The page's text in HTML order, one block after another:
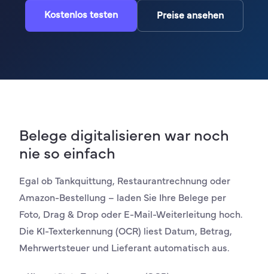
Kostenlos testen Preise ansehen
Belege digitalisieren war noch
nie so einfach
Egal ob Tankquittung, Restaurantrechnung oder
Amazon-Bestellung – laden Sie Ihre Belege per
Foto, Drag & Drop oder E-Mail-Weiterleitung hoch.
Die KI-Texterkennung (OCR) liest Datum, Betrag,
Mehrwertsteuer und Lieferant automatisch aus.